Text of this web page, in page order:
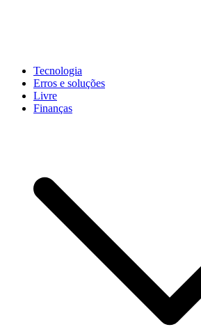
John-Henrique
Distribuindo conteúdo útil
Tecnologia
Erros e soluções
Livre
Finanças